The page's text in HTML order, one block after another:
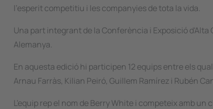
l'esperit competitiu i les companyies de tota la vida.
Una part integrant de la Conferència i Exposició d'Alta
Alemanya.
En aquesta edició hi participen 12 equips entre els
Arnau Farràs, Kilian Peiró, Guillem Ramírez i Rubén
L'equip rep el nom de Berry White i competeix amb